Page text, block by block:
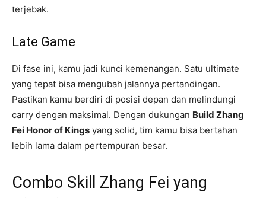
terjebak.
Late Game
Di fase ini, kamu jadi kunci kemenangan. Satu ultimate
yang tepat bisa mengubah jalannya pertandingan.
Pastikan kamu berdiri di posisi depan dan melindungi
carry dengan maksimal. Dengan dukungan Build Zhang
Fei Honor of Kings yang solid, tim kamu bisa bertahan
lebih lama dalam pertempuran besar.
Combo Skill Zhang Fei yang